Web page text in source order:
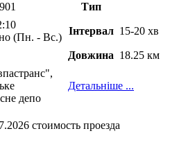
Тип
(Пн. - Вс.)
Інтервал 15-20 хв
Довжина 18.25 км
депо
Детальніше ...
стоимость проезда